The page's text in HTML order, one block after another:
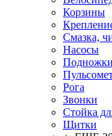
Корзины
Смазка,
Насосы
Подножки
Рога
Звонки
Стойка
Щитки